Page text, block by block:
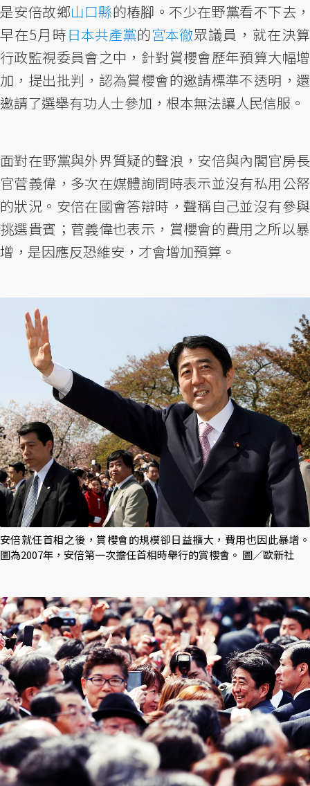
是安倍故鄉山口縣的樁腳。不少在野黨看不下去，
早在5月時日本共產黨的宮本徹眾議員，就在決算
行政監視委員會之中，針對賞櫻會歷年預算大幅增
加，提出批判，認為賞櫻會的邀請標準不透明，還
邀請了選舉有功人士參加，根本無法讓人民信服。
面對在野黨與外界質疑的聲浪，安倍與內閣官房長
官菅義偉，多次在媒體詢問時表示並沒有私用公帑
的狀況。安倍在國會答辯時，聲稱自己並沒有參與
挑選貴賓；菅義偉也表示，賞櫻會的費用之所以暴
增，是因應反恐維安，才會增加預算。
安倍就任首相之後，賞櫻會的規模卻日益擴大，費用也因此暴增。
圖為2007年，安倍第一次擔任首相時舉行的賞櫻會。 圖／歐新社